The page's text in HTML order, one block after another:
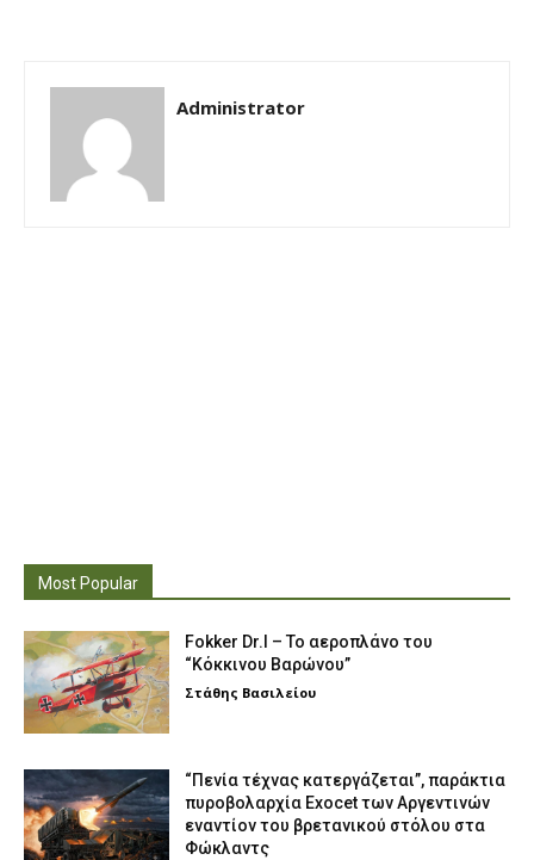
Administrator
Most Popular
Fokker Dr.I – To αεροπλάνο του
“Κόκκινου Βαρώνου”
Στάθης Βασιλείου
“Πενία τέχνας κατεργάζεται”, παράκτια
πυροβολαρχία Exocet των Αργεντινών
εναντίον του βρετανικού στόλου στα
Φώκλαντς